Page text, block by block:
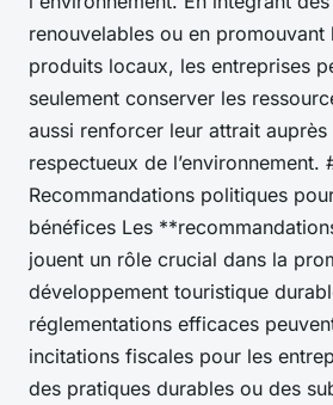
renouvelables ou en
produits locaux, les entreprises
seulement conserver les
aussi renforcer leur attrait
respectueux de l’environnement.
Recommandations politiques
bénéfices Les
jouent un rôle crucial dans la
développement touristique
réglementations efficaces
incitations fiscales pour les
des pratiques durables ou des